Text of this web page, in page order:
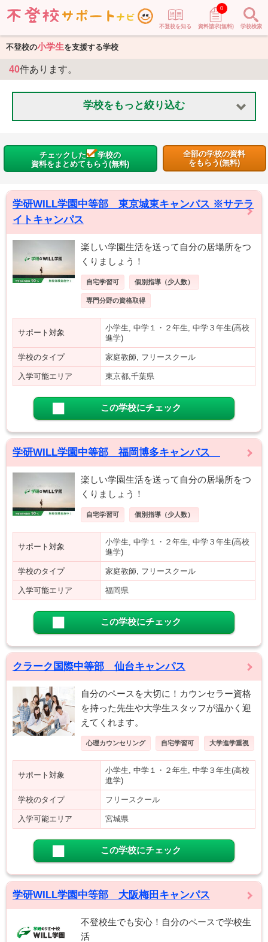
不登校を知る 資料請求(無料)
0
学校検索
不登校の小学生を支援する学校
40件あります。
学校をもっと絞り込む
チェックした
学校の
資料をまとめてもらう(無料)
全部の学校の資料
をもらう(無料)
学研WILL学園中等部 東京城東キャンパス ※サテラ
イトキャンパス
楽しい学園生活を送って自分の居場所をつ
くりましょう！
自宅学習可 個別指導（少人数）
専門分野の資格取得
サポート対象
小学生, 中学１・２年生, 中学３年生(高校
進学)
学校のタイプ 家庭教師, フリースクール
入学可能エリア 東京都,千葉県
この学校にチェック
学研WILL学園中等部 福岡博多キャンパス
楽しい学園生活を送って自分の居場所をつ
くりましょう！
自宅学習可 個別指導（少人数）
サポート対象
小学生, 中学１・２年生, 中学３年生(高校
進学)
学校のタイプ 家庭教師, フリースクール
入学可能エリア 福岡県
この学校にチェック
クラーク国際中等部 仙台キャンパス
自分のペースを大切に！カウンセラー資格
を持った先生や大学生スタッフが温かく迎
えてくれます。
心理カウンセリング 自宅学習可 大学進学重視
サポート対象
小学生, 中学１・２年生, 中学３年生(高校
進学)
学校のタイプ フリースクール
入学可能エリア 宮城県
この学校にチェック
学研WILL学園中等部 大阪梅田キャンパス
不登校生でも安心！自分のペースで学校生
活